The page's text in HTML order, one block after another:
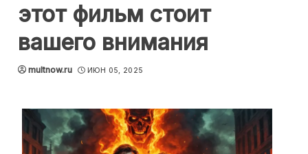
этот фильм стоит
вашего внимания
multnow.ru ИЮН 05, 2025